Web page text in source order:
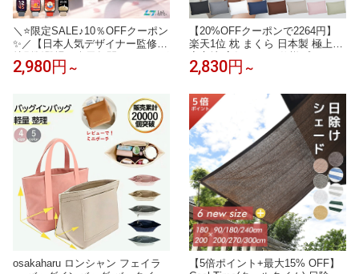
＼⭐限定SALE♪10％OFFクーポン
✨／【日本人気デザイナー監修
特別版登場！楽天年間ランキング
1位】レディーススマートウォッ
機能 24時間健康管理 1.9インチ大
画面 IP68防水 歩数計 心拍数 着
信通知 睡眠モード 音楽製御 iPho
ne/Android対応
2,980円 ～
【20%OFFクーポンで2264円】
楽天1位 枕 まくら 日本製 極上の
寝心地 高級 ホテル仕様プレミア
ム枕 ふわふ いびき対策 わ 高さ
横向き寝対応 丸洗いOK 63×43c
m 送料無料
2,830円 ～
osakaharu ロンシャン フェイラ
【5倍ポイント+最大15% OFF】